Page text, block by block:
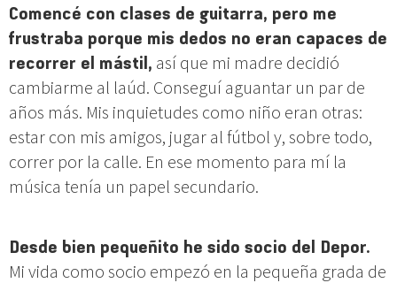
Comencé con clases de guitarra, pero me
frustraba porque mis dedos no eran capaces de
recorrer el mástil, así que mi madre decidió
cambiarme al laúd. Conseguí aguantar un par de
años más. Mis inquietudes como niño eran otras:
estar con mis amigos, jugar al fútbol y, sobre todo,
correr por la calle. En ese momento para mí la
música tenía un papel secundario.
Desde bien pequeñito he sido socio del Depor.
Mi vida como socio empezó en la pequeña grada de